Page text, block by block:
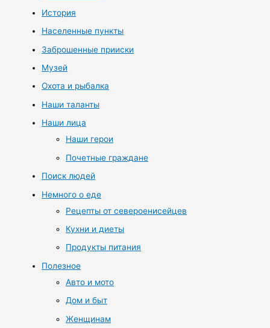
История
Населенные пункты
Заброшенные прииски
Музей
Охота и рыбалка
Наши таланты
Наши лица
Наши герои
Почетные граждане
Поиск людей
Немного о еде
Рецепты от североенисейцев
Кухни и диеты
Продукты питания
Полезное
Авто и мото
Дом и быт
Женщинам